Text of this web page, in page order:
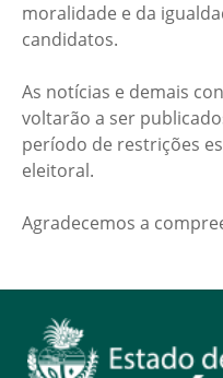
moralidade e da
candidatos.
As notícias e demais
voltarão a ser
período de restrições
eleitoral.
Agradecemos a